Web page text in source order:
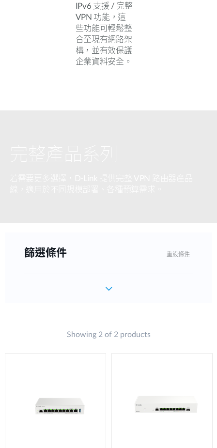
IPv6 支援 / 完整
VPN 功能，這
些功能可輕鬆整
合至現有網路架
構，並有效保護
企業資料安全。
篩選條件 重設條件
Showing 2 of 2 products